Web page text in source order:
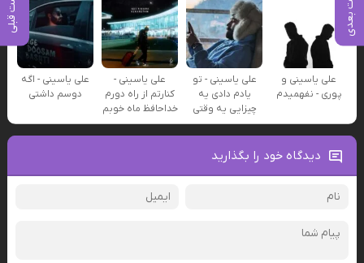
پست بعدی پست قبلی
علی یاسینی و
پوری - نفهمیدم
علی یاسینی - تو
یادم دادی یه
چیزایی یه وقتی
علی یاسینی -
کنارتم از راه دورم
خداحافظ ماه خوبم
علی یاسینی - اگه
دوسم داشتی
دیدگاه خود را بگذارید